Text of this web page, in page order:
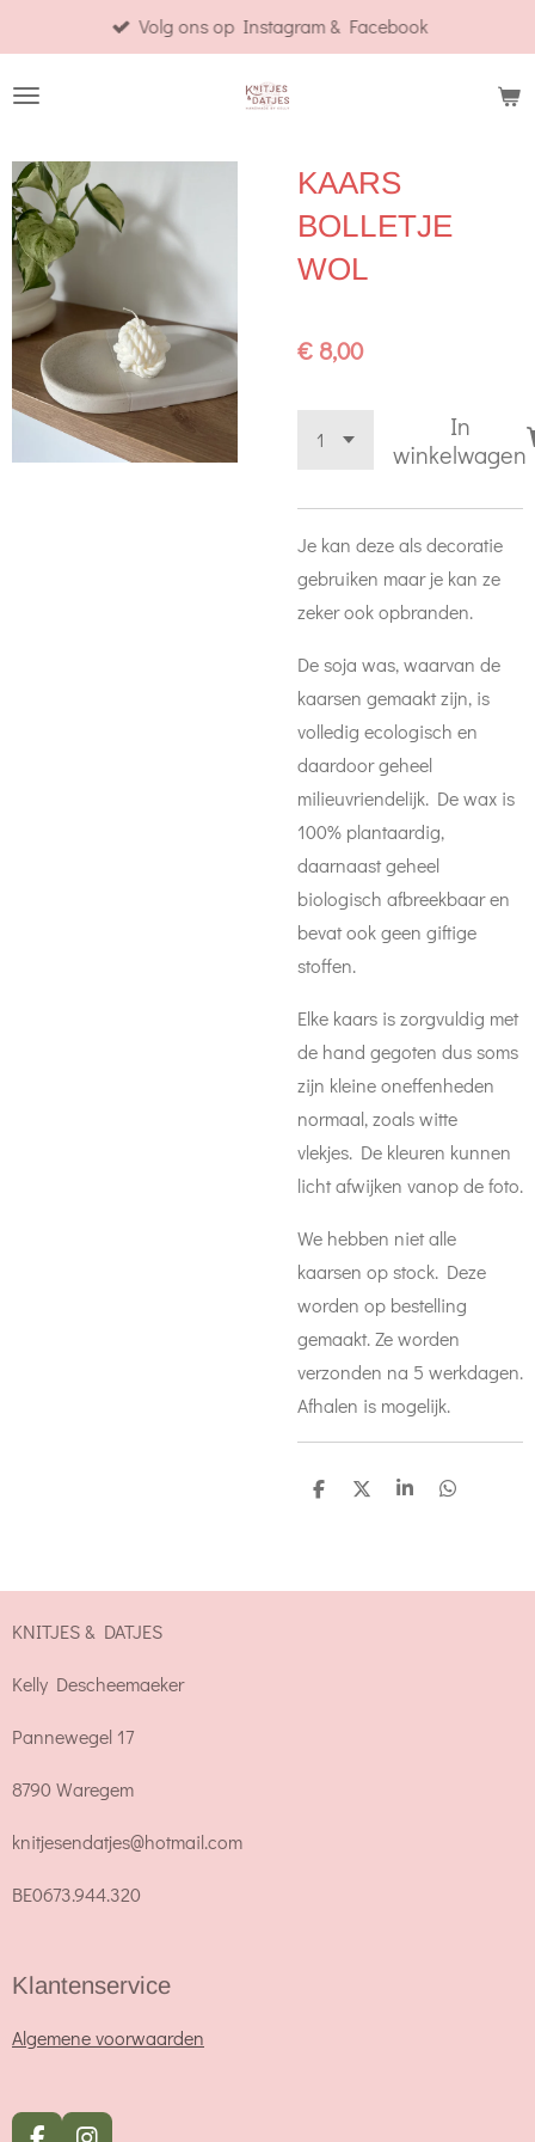
direct
naar
hoofdinhoud
Volg ons op Instagram & Facebook
KAARS
BOLLETJE
WOL
€ 8,00
In
winkelwagen
Je kan deze als decoratie
gebruiken maar je kan ze
zeker ook opbranden.
De soja was, waarvan de
kaarsen gemaakt zijn, is
volledig ecologisch en
daardoor geheel
milieuvriendelijk. De wax is
100% plantaardig,
daarnaast geheel
biologisch afbreekbaar en
bevat ook geen giftige
stoffen.
Elke kaars is zorgvuldig met
de hand gegoten dus soms
zijn kleine oneffenheden
normaal, zoals witte
vlekjes. De kleuren kunnen
licht afwijken vanop de foto.
We hebben niet alle
kaarsen op stock. Deze
worden op bestelling
gemaakt. Ze worden
verzonden na 5 werkdagen.
Afhalen is mogelijk.
D
D
S
D
KNITJES & DATJES
Kelly Descheemaeker
Pannewegel 17
8790 Waregem
knitjesendatjes@hotmail.com
BE0673.944.320
Klantenservice
Algemene voorwaarden